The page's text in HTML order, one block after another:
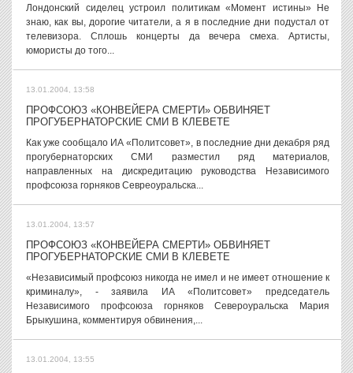
Лондонский сиделец устроил политикам «Момент истины» Не
знаю, как вы, дорогие читатели, а я в последние дни подустал от
телевизора. Сплошь концерты да вечера смеха. Артисты,
юмористы до того...
13.01.2004, 13:58
ПРОФСОЮЗ «КОНВЕЙЕРА СМЕРТИ» ОБВИНЯЕТ
ПРОГУБЕРНАТОРСКИЕ СМИ В КЛЕВЕТЕ
Как уже сообщало ИА «Политсовет», в последние дни декабря ряд
прогубернаторских СМИ разместил ряд материалов,
направленных на дискредитацию руководства Независимого
профсоюза горняков Севреоуральска...
13.01.2004, 13:57
ПРОФСОЮЗ «КОНВЕЙЕРА СМЕРТИ» ОБВИНЯЕТ
ПРОГУБЕРНАТОРСКИЕ СМИ В КЛЕВЕТЕ
«Независимый профсоюз никогда не имел и не имеет отношение к
криминалу», - заявила ИА «Политсовет» председатель
Независимого профсоюза горняков Североуральска Мария
Брыкушина, комментируя обвинения,...
13.01.2004, 13:55